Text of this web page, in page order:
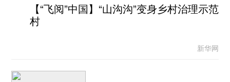
【“飞阅”中国】“山沟沟”变身乡村治理示范
村
新华网